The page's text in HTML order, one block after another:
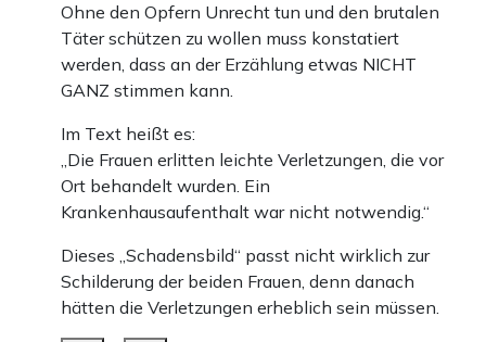
Ohne den Opfern Unrecht tun und den brutalen
Täter schützen zu wollen muss konstatiert
werden, dass an der Erzählung etwas NICHT
GANZ stimmen kann.
Im Text heißt es:
„Die Frauen erlitten leichte Verletzungen, die vor
Ort behandelt wurden. Ein
Krankenhausaufenthalt war nicht notwendig.“
Dieses „Schadensbild“ passt nicht wirklich zur
Schilderung der beiden Frauen, denn danach
hätten die Verletzungen erheblich sein müssen.